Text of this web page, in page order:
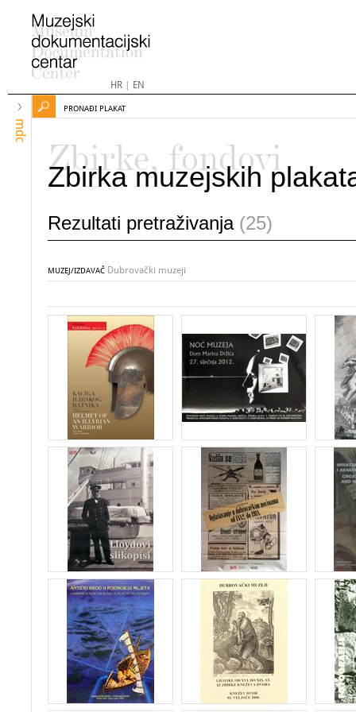
HR| EN
mdc
PRONAĐI PLAKAT
Zbirke, fondovi
Zbirka muzejskih
Rezultati pretraživanja (25)
MUZEJ/IZDAVAČ Dubrovački muzeji